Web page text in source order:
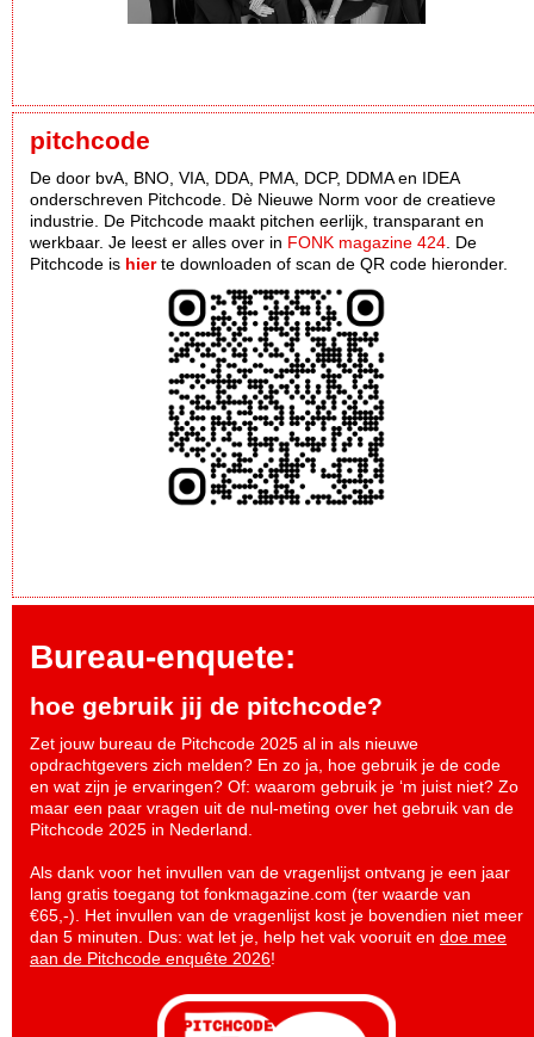
pitchcode
De door bvA, BNO, VIA, DDA, PMA, DCP, DDMA en IDEA
onderschreven Pitchcode. Dè Nieuwe Norm voor de creatieve
industrie. De Pitchcode maakt pitchen eerlijk, transparant en
werkbaar. Je leest er alles over in FONK magazine 424 . De
Pitchcode is hierte downloaden of scan de QR code hieronder.
Bureau-enquete:
hoe gebruik jij de pitchcode?
Zet jouw bureau de Pitchcode 2025 al in als nieuwe
opdrachtgevers zich melden? En zo ja, hoe gebruik je de code
en wat zijn je ervaringen? Of: waarom gebruik je ‘m juist niet? Zo
maar een paar vragen uit de nul-meting over het gebruik van de
Pitchcode 2025 in Nederland.
Als dank voor het invullen van de vragenlijst ontvang je een jaar
lang gratis toegang tot fonkmagazine.com (ter waarde van
€65,-). Het invullen van de vragenlijst kost je bovendien niet meer
dan 5 minuten. Dus: wat let je, help het vak vooruit en doe mee
aan de Pitchcode enquête 2026!